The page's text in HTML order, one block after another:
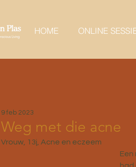
HOME ONLINE
Weg met die acne
9 feb 2023
Vrouw, 13j, Acne en eczeem
Een
had